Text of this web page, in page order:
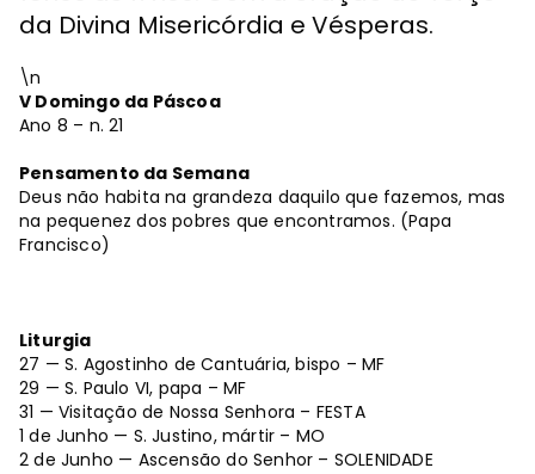
da Divina Misericórdia e Vésperas.
\n
V Domingo da Páscoa
Ano 8 – n. 21
Pensamento da Semana
Deus não habita na grandeza daquilo que fazemos, mas
na pequenez dos pobres que encontramos. (Papa
Francisco)
Liturgia
27 — S. Agostinho de Cantuária, bispo – MF
29 — S. Paulo VI, papa – MF
31 — Visitação de Nossa Senhora – FESTA
1 de Junho — S. Justino, mártir – MO
2 de Junho — Ascensão do Senhor – SOLENIDADE